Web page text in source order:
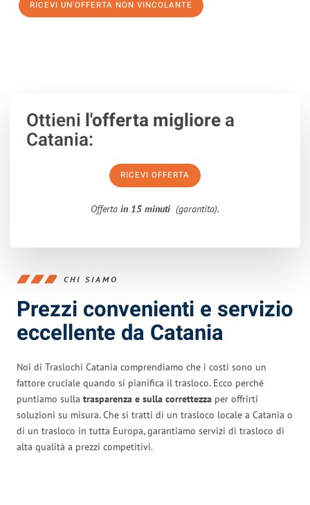
RICEVI UN'OFFERTA NON VINCOLANTE
Ottieni l'offerta migliorea
Catania:
RICEVI OFFERTA
Offerta in 15 minuti (garantita).
CHI SIAMO
Prezzi convenienti e servizio
eccellente da Catania
Noi di Traslochi Catania comprendiamo che i costi sono un
fattore cruciale quando si pianifica il trasloco. Ecco perché
puntiamo sulla trasparenza e sulla correttezza per offrirti
soluzioni su misura. Che si tratti di un trasloco locale a Catania o
di un trasloco in tutta Europa, garantiamo servizi di trasloco di
alta qualità a prezzi competitivi.